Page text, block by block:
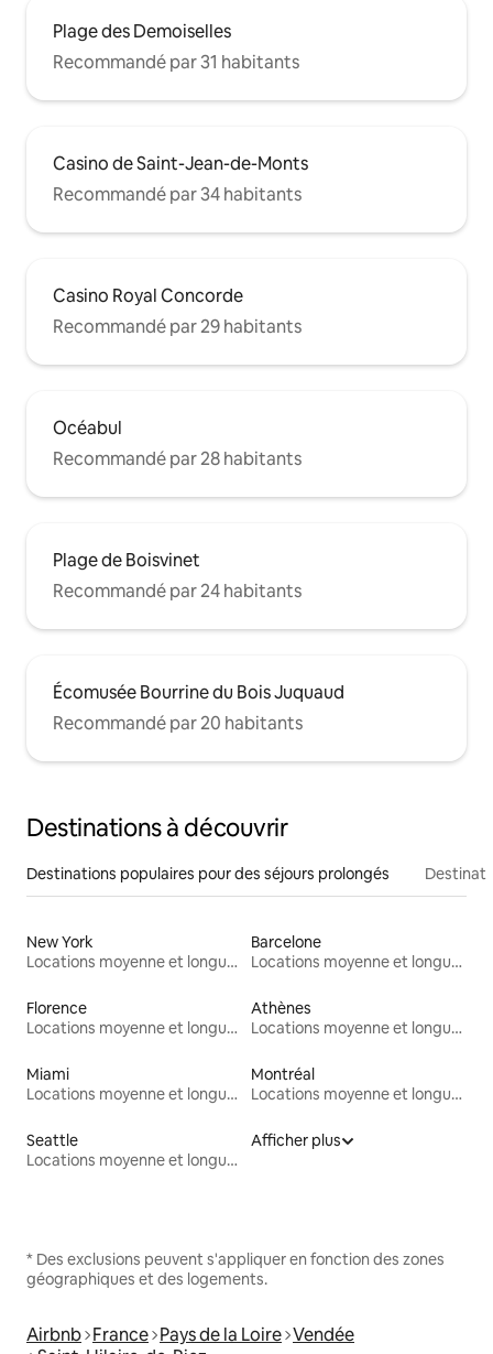
Plage des Demoiselles
Recommandé par 31 habitants
Casino de Saint-Jean-de-Monts
Recommandé par 34 habitants
Casino Royal Concorde
Recommandé par 29 habitants
Océabul
Recommandé par 28 habitants
Plage de Boisvinet
Recommandé par 24 habitants
Écomusée Bourrine du Bois Juquaud
Recommandé par 20 habitants
Destinations à découvrir
Destinations populaires pour des séjours prolongés
New York
Locations moyenne et longue durée
Barcelone
Locations moyenne et longue durée
Florence
Locations moyenne et longue durée
Athènes
Locations moyenne et longue durée
Miami
Locations moyenne et longue durée
Montréal
Locations moyenne et longue durée
Seattle
Locations moyenne et longue durée
Afficher plus
* Des exclusions peuvent s'appliquer en fonction des zones
géographiques et des logements.
Airbnb France Pays de la Loire Vendée